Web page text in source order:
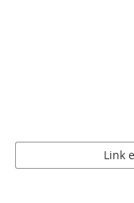
Link